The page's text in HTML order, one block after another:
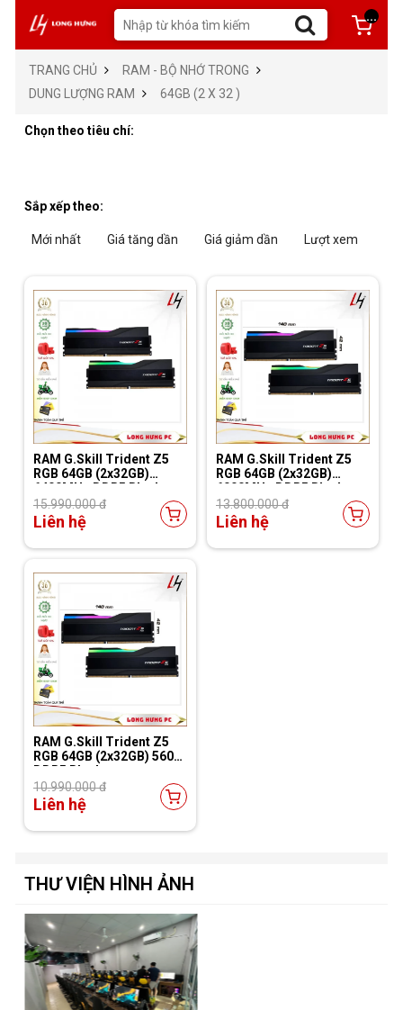
...
TRANG CHỦ
RAM - BỘ NHỚ TRONG
DUNG LƯỢNG RAM
64GB (2 X 32 )
Chọn theo tiêu chí:
Sắp xếp theo:
Mới nhất Giá tăng dần Giá giảm dần Lượt xem
RAM G.Skill Trident Z5
RGB 64GB (2x32GB)
6400MHz DDR5 Black
15.990.000 đ
Liên hệ
RAM G.Skill Trident Z5
RGB 64GB (2x32GB)
6000MHz DDR5 Black
13.800.000 đ
Liên hệ
RAM G.Skill Trident Z5
RGB 64GB (2x32GB) 5600
DDR5 Black
10.990.000 đ
Liên hệ
THƯ VIỆN HÌNH ẢNH